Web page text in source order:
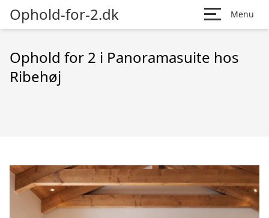
Ophold-for-2.dk Menu
Ophold for 2 i Panoramasuite hos
Ribehøj